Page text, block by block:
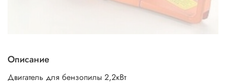
Описание
Двигатель для бензопилы 2,2кВт